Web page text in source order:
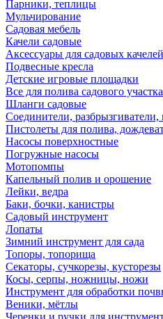
Парники, теплицы
Мульчирование
Садовая мебель
Качели садовые
Аксессуары для садовых качелей
Подвесные кресла
Детские игровые площадки
Все для полива садового участка
Шланги садовые
Соединители,
Пистолеты для полива,
Насосы поверхностные
Погружные насосы
Мотопомпы
Капельный полив и орошение
Лейки, ведра
Баки, бочки, канистры
Садовый инструмент
Лопаты
Зимний инструмент для сада
Топоры, топорища
Секаторы, сучкорезы, кусторезы
Косы, серпы, ножницы, ножи
Инструмент для обработки
Веники, мётлы
Черенки и ручки для